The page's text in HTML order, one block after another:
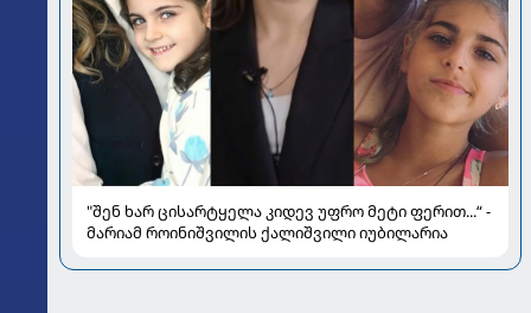
"შენ ხარ ცისარტყელა კიდევ უფრო მეტი ფერით...“ -
მარიამ როინიშვილის ქალიშვილი იუბილარია